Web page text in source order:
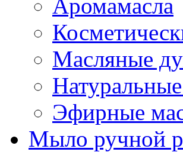
Аромамасла
Масляные
Эфирные
Мыло ручной